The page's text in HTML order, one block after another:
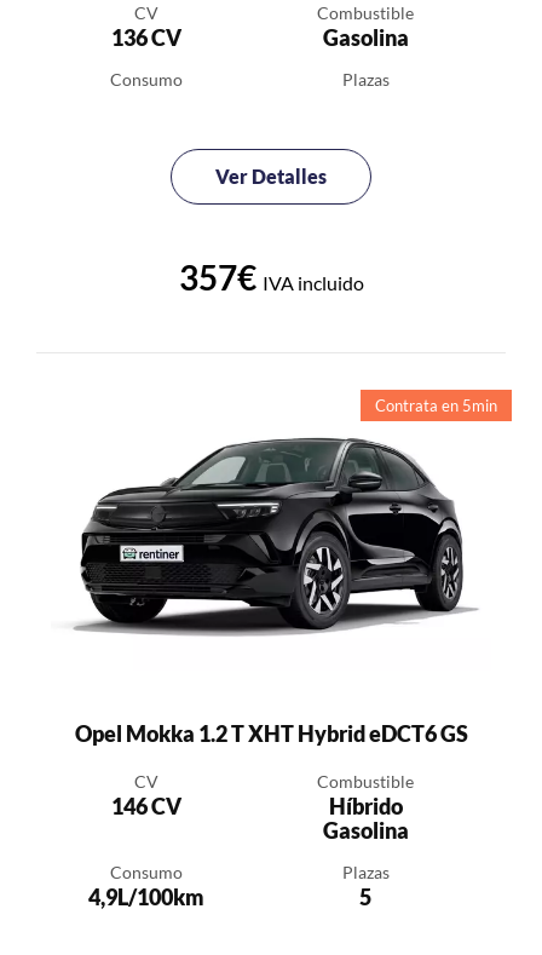
CV
136 CV
Combustible
Gasolina
Consumo Plazas
Ver Detalles
357€ IVA incluido
Contrata en 5min
Opel Mokka 1.2 T XHT Hybrid eDCT6 GS
CV
146 CV
Combustible
Híbrido
Gasolina
Consumo
4,9L/100km
Plazas
5